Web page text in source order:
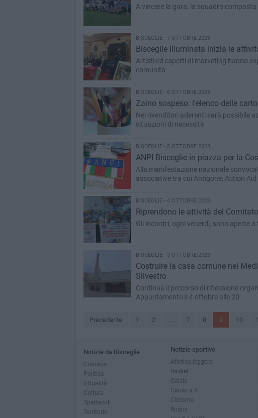
A vincere la gara, la squadra
BISCEGLIE - 7 OTTOBRE 2023
Bisceglie Illuminata inizia le
Artisti ed esperti di marketing hanno
comunità
BISCEGLIE - 6 OTTOBRE 2023
Zaino sospeso: l'elenco delle
Nei rivenditori aderenti sarà possibile
situazioni di necessità
BISCEGLIE - 5 OTTOBRE 2023
ANPI Bisceglie in piazza per la
Alla manifestazione nazionale
associative tra cui Antigone, Action Aid
BISCEGLIE - 4 OTTOBRE 2023
Riprendono le attività del
Gli incontri, ogni venerdì, sono aperte
BISCEGLIE - 3 OTTOBRE 2023
Costruire la casa comune nel
Silvestro
Continua il percorso di riflessione
Appuntamento il 4 ottobre alle 20
Precedente 1 2 ... 7 8 9 10
Notizie da Bisceglie
Cronaca
Politica
Attualità
Cultura
Spettacoli
Territorio
Notizie sportive
Atletica leggera
Basket
Calcio
Calcio a 5
Ciclismo
Rugby